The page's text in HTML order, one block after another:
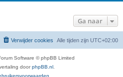
Ga naar
Alle tijden zijn UTC+02:00
Verwijder cookies
Software © phpBB Limited
doorphpBB.nl